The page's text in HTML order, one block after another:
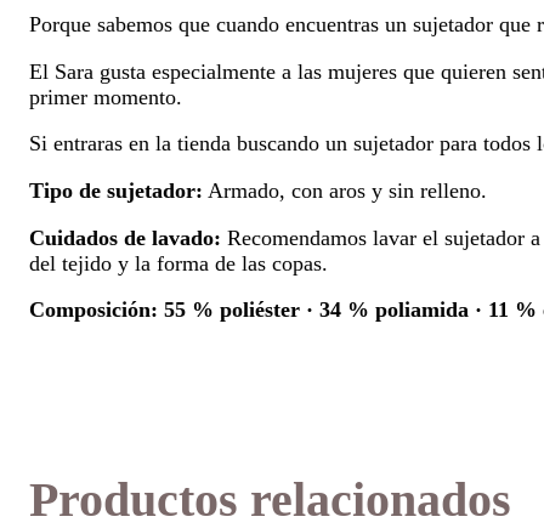
Porque sabemos que cuando encuentras un sujetador
El Sara gusta especialmente a las mujeres que quieren
primer momento.
Si entraras en la tienda buscando un sujetador para
Tipo de sujetador: Armado, con aros y sin relleno.
Cuidados de lavado: Recomendamos lavar el sujetador
del tejido y la forma de las copas.
Composición: 55 % poliéster · 34 % poliamida · 11 %
Productos relacionados